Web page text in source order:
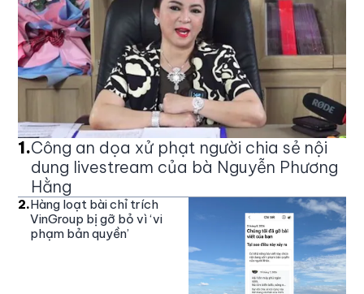
1.Công an dọa xử phạt người chia sẻ nội
dung livestream của bà Nguyễn Phương
Hằng
2.Hàng loạt bài chỉ trích
VinGroup bị gỡ bỏ vì ‘vi
phạm bản quyền’